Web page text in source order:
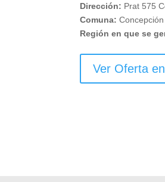
Dirección: Prat 575
Comuna:Concepción
Región en que se
Ver Oferta